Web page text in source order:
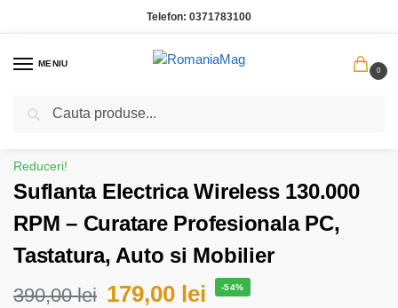
Telefon: 0371783100
MENIU
0
Prima pagină / Casa Gradina
Reduceri!
Suflanta Electrica Wireless 130.000
RPM – Curatare Profesionala PC,
Tastatura, Auto si Mobilier
390,00lei 179,00 lei -54%